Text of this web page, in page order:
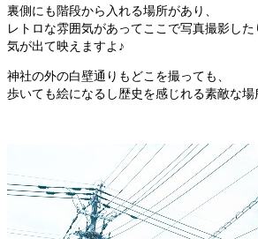
裏側にも階段から入れる場所があり、
レトロな雰囲気があってここで写真撮影し
気が出て映えますよ♪
神社の外の白壁通りもどこを撮っても、
歩いても絵になるし歴史を感じれる素敵な場